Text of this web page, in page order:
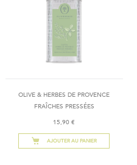
OLIVE & HERBES DE PROVENCE
FRAÎCHES PRESSÉES
15,90 €
AJOUTER AU PANIER